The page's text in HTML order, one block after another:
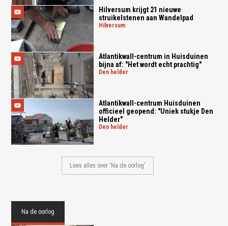
Hilversum krijgt 21 nieuwe
struikelstenen aan Wandelpad
hilversum
Atlantikwall-centrum in Huisduinen
bijna af: "Het wordt echt prachtig"
den helder
Atlantikwall-centrum Huisduinen
officieel geopend: "Uniek stukje Den
Helder"
den helder
Lees alles over 'Na de oorlog'
Na de oorlog